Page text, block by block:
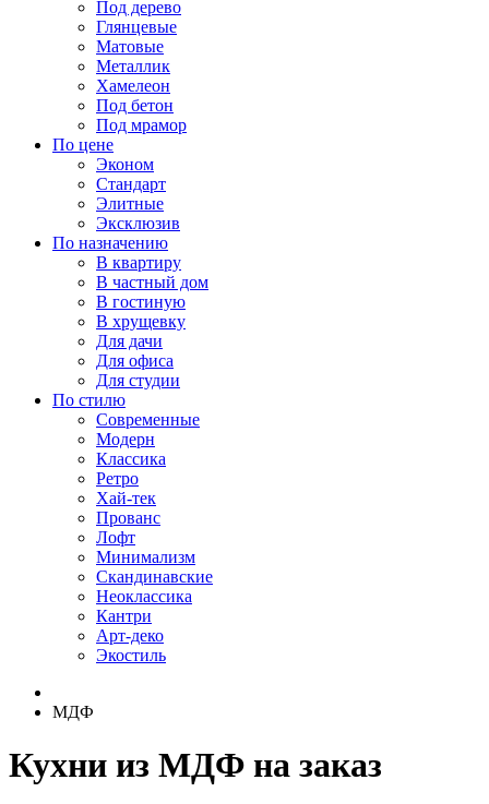
Под дерево
Глянцевые
Матовые
Металлик
Хамелеон
Под бетон
Под мрамор
По цене
Эконом
Стандарт
Элитные
Эксклюзив
По назначению
В квартиру
В частный дом
В гостиную
В хрущевку
Для дачи
Для офиса
Для студии
По стилю
Современные
Модерн
Классика
Ретро
Хай-тек
Прованс
Лофт
Минимализм
Скандинавские
Неоклассика
Кантри
Арт-деко
Экостиль
МДФ
Кухни из МДФ на заказ